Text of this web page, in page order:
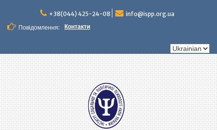
вмісту
+38(044) 425-24-08
info@ispp.org.ua
Повідомлення:
Контакти
Вибрати